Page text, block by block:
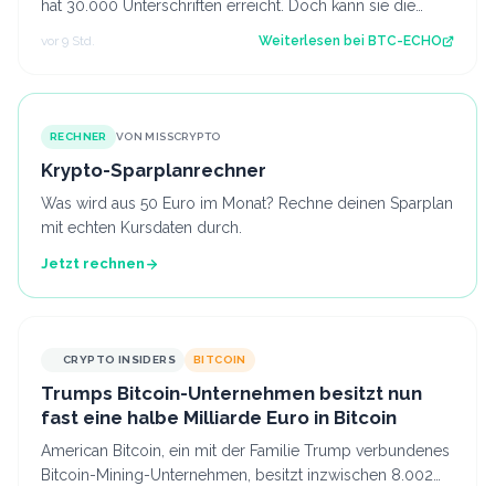
hat 30.000 Unterschriften erreicht. Doch kann sie die
vor 9 Std. Weiterlesen bei BTC-ECHO
RECHNER VON MISSCRYPTO
Krypto-Sparplanrechner
Was wird aus 50 Euro im Monat? Rechne deinen Sparplan
mit echten Kursdaten durch.
Jetzt rechnen
CRYPTO INSIDERS BITCOIN
Trumps Bitcoin-Unternehmen besitzt nun
fast eine halbe Milliarde Euro in Bitcoin
American Bitcoin, ein mit der Familie Trump verbundenes
Bitcoin-Mining-Unternehmen, besitzt inzwischen 8.002